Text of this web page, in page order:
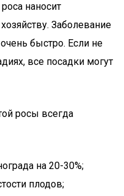
наносит
Заболевание
быстро. Если не
все посадки могут
росы всегда
на 20-30%;
плодов;